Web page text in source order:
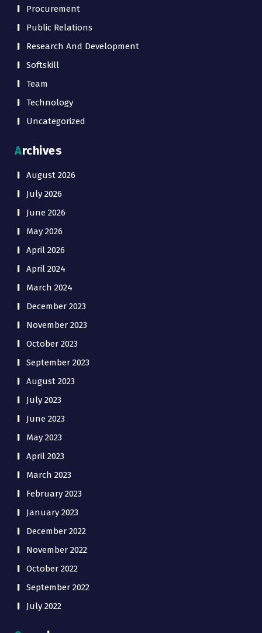
Procurement
Public Relations
Research And Development
Softskill
Team
Technology
Uncategorized
Archives
August 2026
July 2026
June 2026
May 2026
April 2026
April 2024
March 2024
December 2023
November 2023
October 2023
September 2023
August 2023
July 2023
June 2023
May 2023
April 2023
March 2023
February 2023
January 2023
December 2022
November 2022
October 2022
September 2022
July 2022